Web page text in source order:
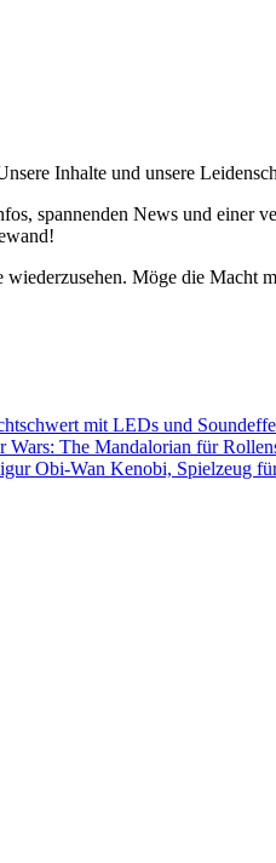
Inhalte und unsere
spannenden News und einer
Möge die Macht